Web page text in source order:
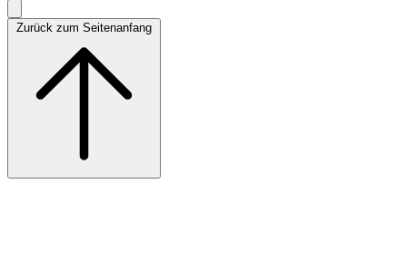
Zurück zum Seitenanfang